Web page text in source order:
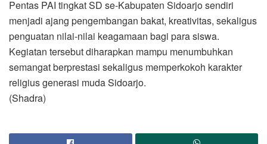
Pentas PAI tingkat SD se-Kabupaten Sidoarjo sendiri
menjadi ajang pengembangan bakat, kreativitas, sekaligus
penguatan nilai-nilai keagamaan bagi para siswa.
Kegiatan tersebut diharapkan mampu menumbuhkan
semangat berprestasi sekaligus memperkokoh karakter
religius generasi muda Sidoarjo.
(Shadra)